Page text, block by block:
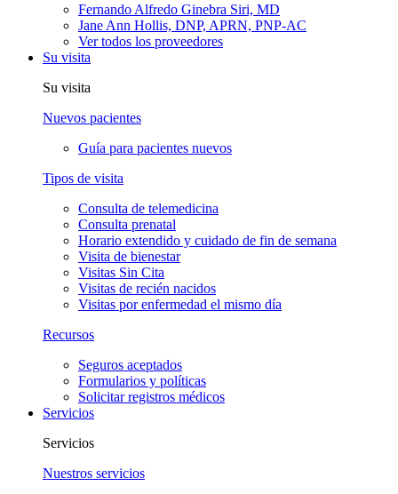
Fernando Alfredo Ginebra Siri, MD
Jane Ann Hollis, DNP, APRN, PNP-AC
Ver todos los proveedores
Su visita
Su visita
Nuevos pacientes
Guía para pacientes nuevos
Tipos de visita
Consulta de telemedicina
Consulta prenatal
Horario extendido y cuidado de fin de semana
Visita de bienestar
Visitas Sin Cita
Visitas de recién nacidos
Visitas por enfermedad el mismo día
Recursos
Seguros aceptados
Formularios y políticas
Solicitar registros médicos
Servicios
Servicios
Nuestros servicios